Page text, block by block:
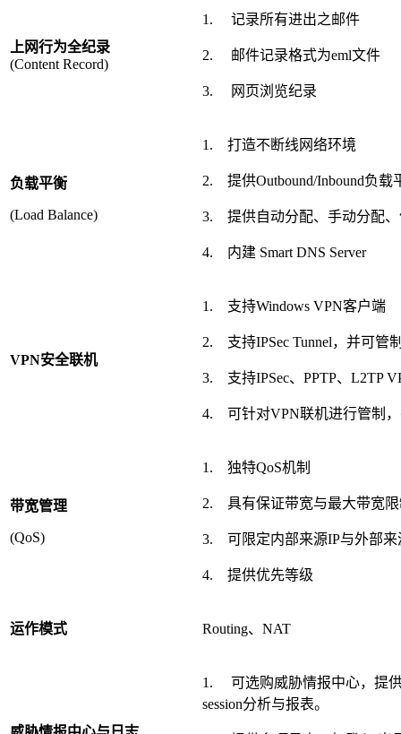
上网行为全纪录
(Content Record)
1. 记录所有进出之邮件
2. 邮件记录格式为eml文件
3. 网页浏览纪录
负载平衡
(Load Balance)
1. 打造不断线网络环境
2. 提供Outbound/Inbound负载
3. 提供自动分配、手动分配、
4. 内建 Smart DNS Server
VPN安全联机
1. 支持Windows VPN客户端
2. 支持IPSec Tunnel，并可管
3. 支持IPSec、PPTP、L2TP
4. 可针对VPN联机进行管制
带宽管理
(QoS)
1. 独特QoS机制
2. 具有保证带宽与最大带宽
3. 可限定内部来源IP与外部来
4. 提供优先等级
运作模式 Routing、NAT
1. 可选购威胁情报中心，提供
session分析与报表。